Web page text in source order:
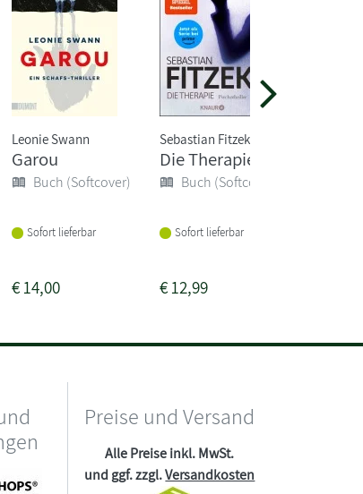
Leonie Swann
Garou
Buch (Softcover)
Sofort lieferbar
€14,00
Sebastian Fitzek
Die Therapie
Buch (Softcover)
Sofort lieferbar
€12,99
Preise und Versand
Alle Preise inkl. MwSt.
und ggf. zzgl.Versandkosten